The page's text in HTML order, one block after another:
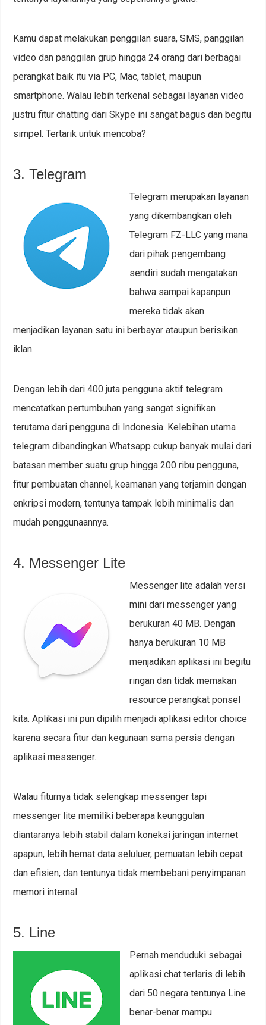
Kamu dapat melakukan penggilan suara, SMS, panggilan
video dan panggilan grup hingga 24 orang dari berbagai
perangkat baik itu via PC, Mac, tablet, maupun
smartphone. Walau lebih terkenal sebagai layanan video
justru fitur chatting dari Skype ini sangat bagus dan begitu
simpel. Tertarik untuk mencoba?
3. Telegram
Telegram merupakan layanan
yang dikembangkan oleh
Telegram FZ-LLC yang mana
dari pihak pengembang
sendiri sudah mengatakan
bahwa sampai kapanpun
mereka tidak akan
menjadikan layanan satu ini berbayar ataupun berisikan
iklan.
Dengan lebih dari 400 juta pengguna aktif telegram
mencatatkan pertumbuhan yang sangat signifikan
terutama dari pengguna di Indonesia. Kelebihan utama
telegram dibandingkan Whatsapp cukup banyak mulai dari
batasan member suatu grup hingga 200 ribu pengguna,
fitur pembuatan channel, keamanan yang terjamin dengan
enkripsi modern, tentunya tampak lebih minimalis dan
mudah penggunaannya.
4. Messenger Lite
Messenger lite adalah versi
mini dari messenger yang
berukuran 40 MB. Dengan
hanya berukuran 10 MB
menjadikan aplikasi ini begitu
ringan dan tidak memakan
resource perangkat ponsel
kita. Aplikasi ini pun dipilih menjadi aplikasi editor choice
karena secara fitur dan kegunaan sama persis dengan
aplikasi messenger.
Walau fiturnya tidak selengkap messenger tapi
messenger lite memiliki beberapa keunggulan
diantaranya lebih stabil dalam koneksi jaringan internet
apapun, lebih hemat data seluluer, pemuatan lebih cepat
dan efisien, dan tentunya tidak membebani penyimpanan
memori internal.
5. Line
Pernah menduduki sebagai
aplikasi chat terlaris di lebih
dari 50 negara tentunya Line
benar-benar mampu